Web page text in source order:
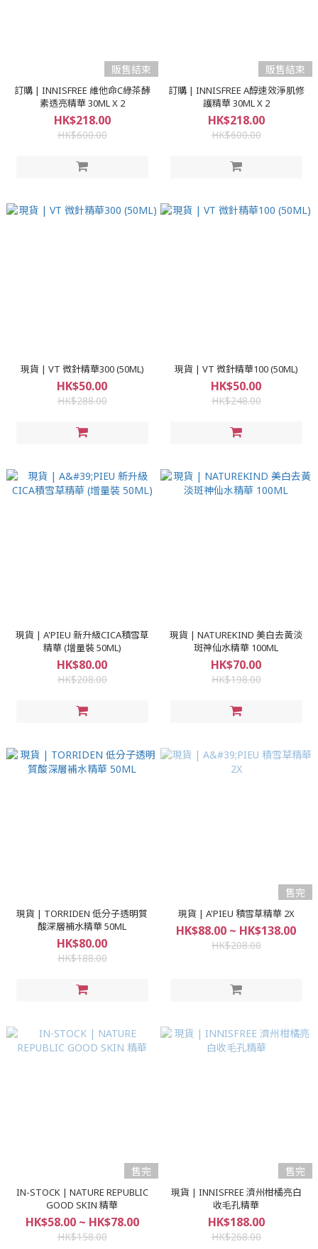
販售結束
訂購 | INNISFREE 維他命C綠茶酵
素透亮精華 30ML X 2
HK$218.00
HK$600.00
販售結束
訂購 | INNISFREE A醇速效淨肌修
護精華 30ML X 2
HK$218.00
HK$600.00
現貨 | VT 微針精華300 (50ML)
HK$50.00
HK$288.00
現貨 | VT 微針精華100 (50ML)
HK$50.00
HK$248.00
現貨 | A'PIEU 新升級CICA積雪草
精華 (增量裝 50ML)
HK$80.00
HK$208.00
現貨 | NATUREKIND 美白去黃淡
斑神仙水精華 100ML
HK$70.00
HK$198.00
現貨 | TORRIDEN 低分子透明質
酸深層補水精華 50ML
HK$80.00
HK$188.00
售完
現貨 | A'PIEU 積雪草精華 2X
HK$88.00 ~ HK$138.00
HK$208.00
售完
IN-STOCK | NATURE REPUBLIC
GOOD SKIN 精華
HK$58.00 ~ HK$78.00
HK$158.00
售完
現貨 | INNISFREE 濟州柑橘亮白
收毛孔精華
HK$188.00
HK$268.00